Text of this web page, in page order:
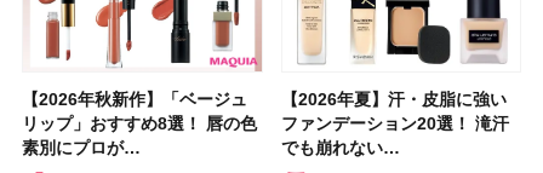
【2026年秋新作】「ベージュ
リップ」おすすめ8選！ 唇の色
素別にプロが…
【2026年夏】汗・皮脂に強い
ファンデーション20選！ 滝汗
でも崩れない…
【2026年夏】汗に強い日焼け
止めのおすすめ13選！ 汗で塗
膜が強化され…
【クリスマスコフレ2026】ク
リニークのホリデーコフレを一
挙紹介！ 人気…
【2026年秋新作】「ベージュ
リップ」おすすめ8選！ 唇の色
素別にプロが…
【2026年夏】汗・皮脂に強い
ファンデーション20選！ 滝汗
でも崩れない…
【2026夏】「リップケア」ラ
ンキングTOP5！＜美容マニア
集団・マキア…
【デパコスのネイルオイル10
選】プレゼントにおすすめ！ケ
ア効果、ビジュ、…
【おすすめダイエットサプリ８
選】食べすぎた日をサポート！
選び方＆糖質・脂…
【40代以上の髪悩み おすすめ
アイテム15選】“白髪・薄毛・
うねり”に最…
【2026年夏】おすすめの髪型
36選！ショート・ボブ・ミディ
アム・ロング…
【最新】髪のうねり・広がり・
くせ毛におすすめのシャンプー
17選
【読者プレゼント】羽の見えな
いハンディファン
「baramood」を3名様…
【2026年8月の一粒万倍日】お
すすめの開運コスメ＆美容アイ
テム10選！
【スック2026新作】秋コレク
ションを全品スウォッチ&イエ
ベブルベ分け！
LUNASOLアイカラーレーショ
ンN EX17Evening Muse …